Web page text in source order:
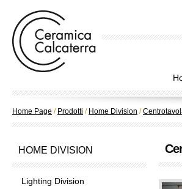
Home Page / Prodotti / Home Division /
HOME DIVISION
Lighting Division